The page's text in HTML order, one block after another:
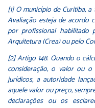
[1] O município de Curitiba,
Avaliação esteja de acordo
por profissional habilitado
Arquitetura (Crea) ou pelo
[2] Artigo 148. Quando o
consideração, o valor ou
jurídicos, a autoridade
aquele valor ou preço,
declarações ou os